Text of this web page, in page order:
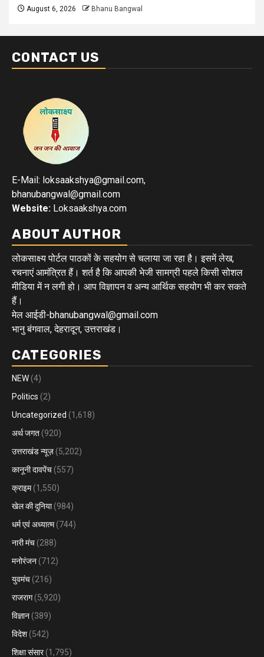
August 6, 2026 Bhanu Bangwal
CONTACT US
E-Mail: loksaakshya@gmail.com,
bhanubangwal@gmail.com
Website: Loksaakshya.com
ABOUT AUTHOR
लोकसाक्ष्य पोर्टल पाठकों के सहयोग से चलाया जा रहा है। इसमें लेख,
रचनाएं आमंत्रित हैं। शर्त है कि आपकी भेजी सामग्री पहले किसी सोशल
मीडिया में न लगी हो। आप विज्ञापन व अन्य आर्थिक सहयोग भी कर सकते
हैं।
मेल आईडी-bhanubangwal@gmail.com
भानु बंगवाल, देहरादून, उत्तराखंड।
CATEGORIES
NEW (4)
Politics (2)
Uncategorized (1,618)
अर्थ जगत (920)
उत्तराखंड न्यूज़ (5,202)
कानूनी दावपेंच (557)
क्राइम(1,550)
खेल की दुनिया(984)
धर्म एवं अध्यात्म(744)
नारी मंच (288)
मनोरंजन (712)
युवमंच (216)
राजराग(5,920)
विज्ञान (389)
विदेश (542)
शिक्षा संसार(1,795)